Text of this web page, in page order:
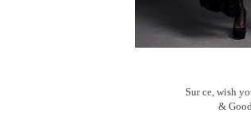
Sur ce, wish
&